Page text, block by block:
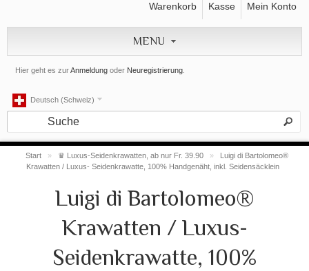
Hier geht es zurAnmeldung oder Neuregistrierung
Warenkorb Kasse Mein Konto
MENU
Deutsch (Schweiz)
Start » ♛ Luxus-Seidenkrawatten, ab nur Fr. 39.90 »
Luigi di Bartolomeo®
Krawatten / Luxus- Seidenkrawatte, 100% Handgenäht, inkl. Seidensäcklein
Luigi di Bartolomeo®
Krawatten / Luxus-
Seidenkrawatte, 100%